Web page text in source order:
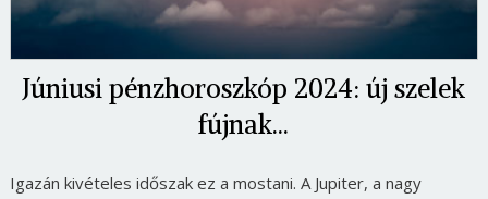
Júniusi pénzhoroszkóp 2024: új szelek
fújnak...
Igazán kivételes időszak ez a mostani. A Jupiter, a nagy